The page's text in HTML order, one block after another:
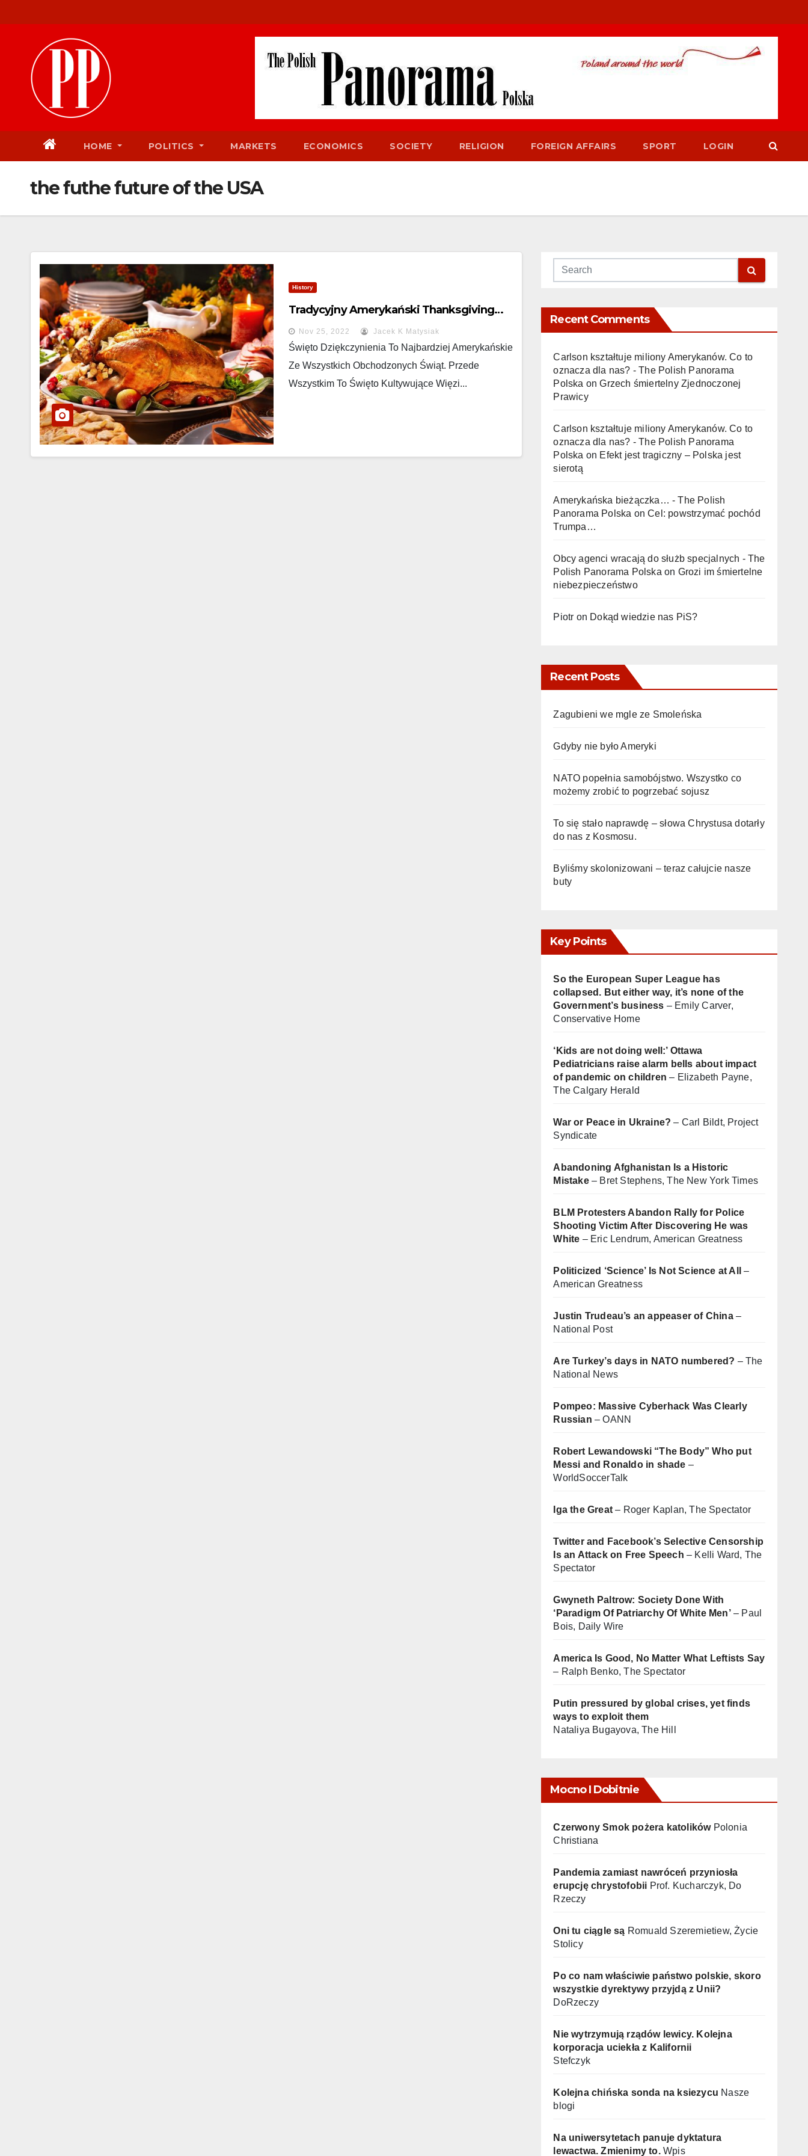
to
HOME POLITICS MARKETS ECONOMICS SOCIETY RELIGION FOREIGN AFFAIRS SPORT LOGIN
the futhe future of the USA
History
Tradycyjny Amerykański Thanksgiving…
Nov 25, 2022 Jacek K Matysiak
Święto Dziękczynienia To Najbardziej Amerykańskie
Ze Wszystkich Obchodzonych Świąt. Przede
Wszystkim To Święto Kultywujące Więzi...
Recent Comments
Carlson kształtuje miliony Amerykanów. Co to
oznacza dla nas? - The Polish Panorama
Polska onGrzech śmiertelny Zjednoczonej
Prawicy
Carlson kształtuje miliony Amerykanów. Co to
oznacza dla nas? - The Polish Panorama
Polska on Efekt jest tragiczny – Polska jest
sierotą
Amerykańska bieżączka… - The Polish
Panorama Polska onCel: powstrzymać pochód
Trumpa…
Obcy agenci wracają do służb specjalnych - The
Polish Panorama Polska on Grozi im śmiertelne
niebezpieczeństwo
Piotr on Dokąd wiedzie nas PiS?
Recent Posts
Zagubieni we mgle ze Smoleńska
Gdyby nie było Ameryki
NATO popełnia samobójstwo. Wszystko co
możemy zrobić to pogrzebać sojusz
To się stało naprawdę – słowa Chrystusa dotarły
do nas z Kosmosu.
Byliśmy skolonizowani – teraz całujcie nasze
buty
Key Points
So the European Super League has
collapsed. But either way, it’s none of the
Government’s business – Emily Carver,
Conservative Home
‘Kids are not doing well:’ Ottawa
Pediatricians raise alarm bells about impact
of pandemic on children – Elizabeth Payne,
The Calgary Herald
War or Peace in Ukraine?– Carl Bildt, Project
Syndicate
Abandoning Afghanistan Is a Historic
Mistake– Bret Stephens, The New York Times
BLM Protesters Abandon Rally for Police
Shooting Victim After Discovering He was
White – Eric Lendrum, American Greatness
Politicized ‘Science’ Is Not Science at All
–
American Greatness
Justin Trudeau’s an appeaser of China–
National Post
Are Turkey’s days in NATO numbered? – The
National News
Pompeo: Massive Cyberhack Was Clearly
Russian – OANN
Robert Lewandowski “The Body” Who put
Messi and Ronaldo in shade –
WorldSoccerTalk
Iga the Great– Roger Kaplan, The Spectator
Twitter and Facebook’s Selective Censorship
Is an Attack on Free Speech – Kelli Ward, The
Spectator
Gwyneth Paltrow: Society Done With
‘Paradigm Of Patriarchy Of White Men’– Paul
Bois, Daily Wire
America Is Good, No Matter What Leftists Say
– Ralph Benko, The Spectator
Putin pressured by global crises, yet finds
ways to exploit them
Nataliya Bugayova, The Hill
Mocno I Dobitnie
Czerwony Smok pożera katolikówPolonia
Christiana
Pandemia zamiast nawróceń przyniosła
erupcję chrystofobii Prof. Kucharczyk, Do
Rzeczy
Oni tu ciągle są Romuald Szeremietiew, Życie
Stolicy
Po co nam właściwie państwo polskie, skoro
wszystkie dyrektywy przyjdą z Unii?
DoRzeczy
Nie wytrzymują rządów lewicy. Kolejna
korporacja uciekła z Kalifornii
Stefczyk
Kolejna chińska sonda na ksiezycu Nasze
blogi
Na uniwersytetach panuje dyktatura
lewactwa. Zmienimy to.Wpis